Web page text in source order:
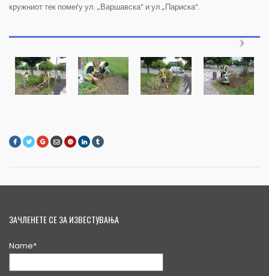
кружниот тек помеѓу ул. „Варшавска” и ул.„Париска”.
ЗАЧЛЕНЕТЕ СЕ ЗА ИЗВЕСТУВАЊА
Name*